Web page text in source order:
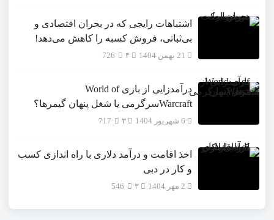
اشتباهات رایجی که در بحران اقتصادی و
بی‌ثباتی، فروش کسبه را کاهش می‌دهد!
21 بهمن 1404 726
درآمدزایی از بازی World of
Warcraftسرگرمی یا شغل پنهان گیمرها؟
6 شهریور 1404 717
اخذ اقامت و درآمد دلاری با راه اندازی کسب
و کار در دبی
2 مهر 1404 546